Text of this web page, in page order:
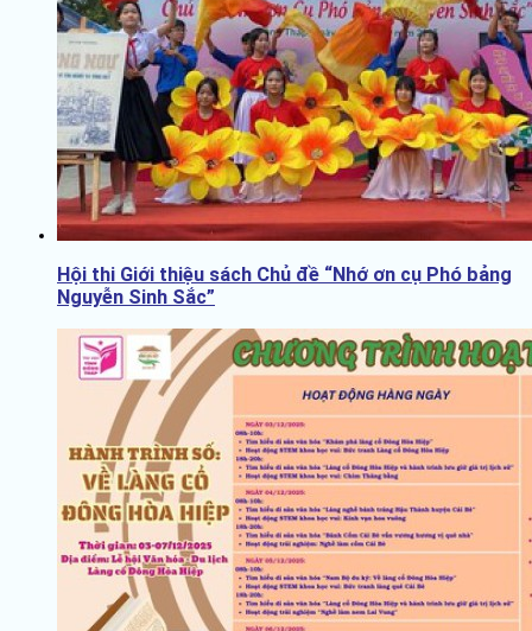
Hội thi Giới thiệu sách Chủ đề “Nhớ ơn cụ Phó bảng
Nguyễn Sinh Sắc”